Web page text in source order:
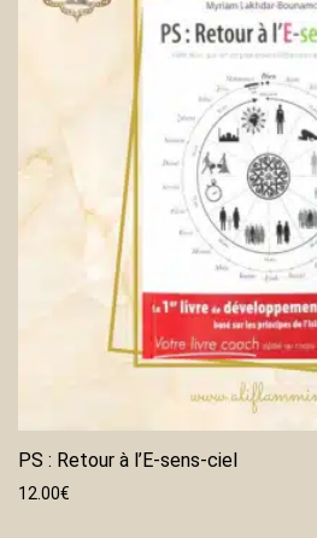
PS : Retour à l’E-sens-ciel
12.00€